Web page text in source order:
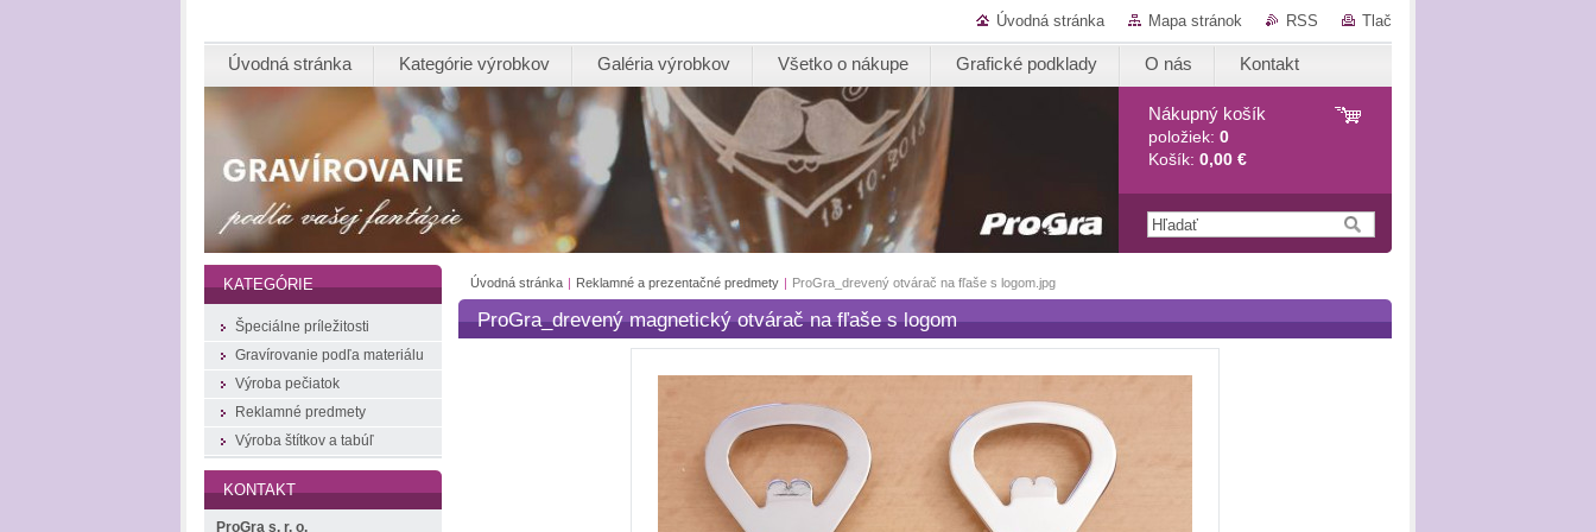
Úvodná stránka Mapa stránok RSS Tlač
Úvodná stránka Kategórie výrobkov Galéria výrobkov Všetko o nákupe Grafické podklady O nás Kontakt
Nákupný košík
položiek: 0
Košík: 0,00 €
Úvodná stránka | Reklamné a prezentačné predmety | ProGra_drevený otvárač na fľaše s logom.jpg
ProGra_drevený magnetický otvárač na fľaše s logom
KATEGÓRIE
Špeciálne príležitosti
Gravírovanie podľa materiálu
Výroba pečiatok
Reklamné predmety
Výroba štítkov a tabúľ
KONTAKT
ProGra s. r. o.